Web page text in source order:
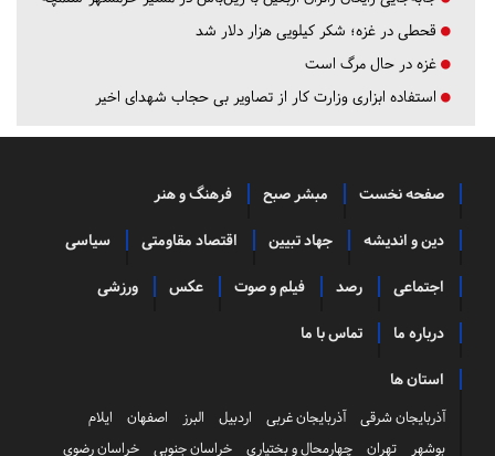
قحطی در غزه؛ شکر کیلویی هزار دلار شد
غزه در حال مرگ است
استفاده ابزاری وزارت کار از تصاویر بی حجاب شهدای اخیر
صفحه نخست مبشر صبح فرهنگ و هنر
دین و اندیشه جهاد تبیین اقتصاد مقاومتی سیاسی
اجتماعی رصد فیلم و صوت عکس ورزشی
درباره ما تماس با ما
استان ها
آذربایجان شرقی آذربایجان غربی اردبیل البرز اصفهان
ایلام
بوشهر
تهران چهارمحال و بختیاری خراسان جنوبی خراسان رضوی